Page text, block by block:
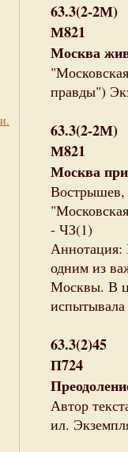
63.3(2-2М)
М821
Москва
правды")
63.3(2-2М)
М821
Москва
- ЧЗ(1)
Аннотация:
одним из
Москвы. В
испытывала
63.3(2)45
П724
Автор
ил.